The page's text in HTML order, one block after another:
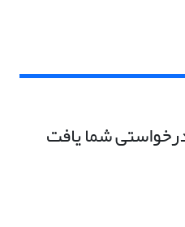
شما یافت